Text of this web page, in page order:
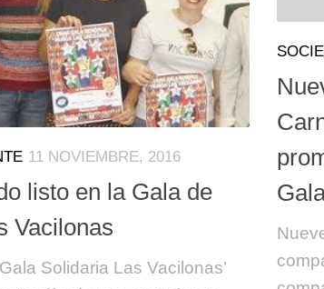
11 NOVIEMBRE, 2016
listo en la Gala de
Vacilonas
Solidaria Las Vacilonas’